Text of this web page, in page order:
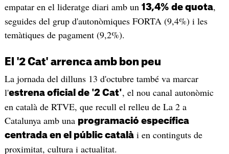
empatar en el lideratge diari amb un 13,4% de quota,
seguides del grup d'autonòmiques FORTA (9,4%) i les
temàtiques de pagament (9,2%).
El '2 Cat' arrenca amb bon peu
La jornada del dilluns 13 d'octubre també va marcar
l'estrena oficial de '2 Cat', el nou canal autonòmic
en català de RTVE, que recull el relleu de La 2 a
Catalunya amb una programació específica
centrada en el públic catalài en continguts de
proximitat, cultura i actualitat.